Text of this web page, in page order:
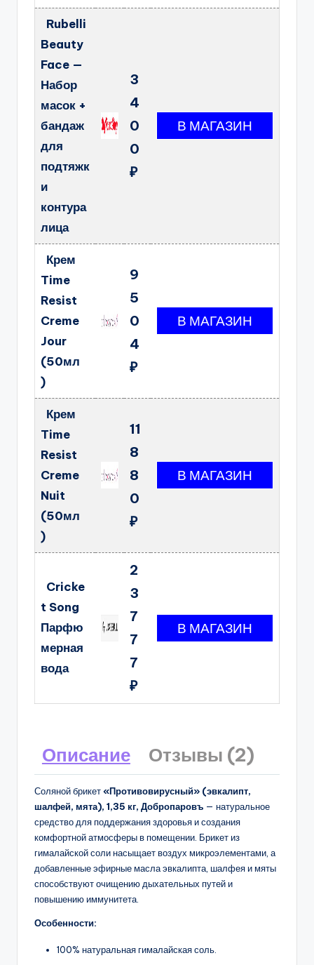
Rubelli
Beauty
Face —
Набор
масок +
бандаж
для
подтяжк
и
контура
лица
3
4
0
0
₽
Крем
Time
Resist
Creme
Jour
(50мл
)
9
5
0
4
₽
Крем
Time
Resist
Creme
Nuit
(50мл
)
11
8
8
0
₽
Cricke
t Song
Парфю
мерная
вода
2
3
7
7
7
₽
Описание Отзывы (2)
Соляной брикет«Противовирусный» (эвкалипт,
шалфей, мята), 1,35 кг, Добропаровъ — натуральное
средство для поддержания здоровья и создания
комфортной атмосферы в помещении. Брикет из
гималайской соли насыщает воздух микроэлементами, а
добавленные эфирные масла эвкалипта, шалфея и мяты
способствуют очищению дыхательных путей и
повышению иммунитета.
Особенности:
100% натуральная гималайская соль.